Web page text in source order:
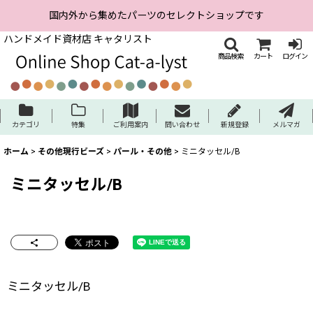
国内外から集めたパーツのセレクトショップです
ハンドメイド資材店 キャタリスト
商品検索 カート ログイン
カテゴリ 特集 ご利用案内 問い合わせ 新規登録 メルマガ
ホーム > その他現行ビーズ > パール・その他 > ミニタッセル/B
ミニタッセル/B
ミニタッセル/B